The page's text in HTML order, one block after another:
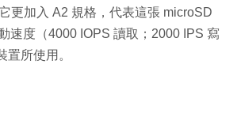
更加入 A2 規格，代表這張 microSD
速度（4000 IOPS 讀取；2000 IPS 寫
置所使用。